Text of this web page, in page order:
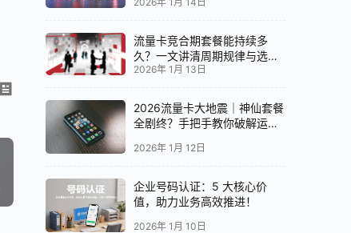
流量卡竞合期套餐能持续多
久？一文讲清周期规律与选卡
时机
2026年 1月 13日
2026流量卡大地震｜神仙套餐
全剧终？手把手教你破解运营
2026年 1月 12日
企业号码认证：5 大核心价
值，助力业务高效推进！
2026年 1月 10日